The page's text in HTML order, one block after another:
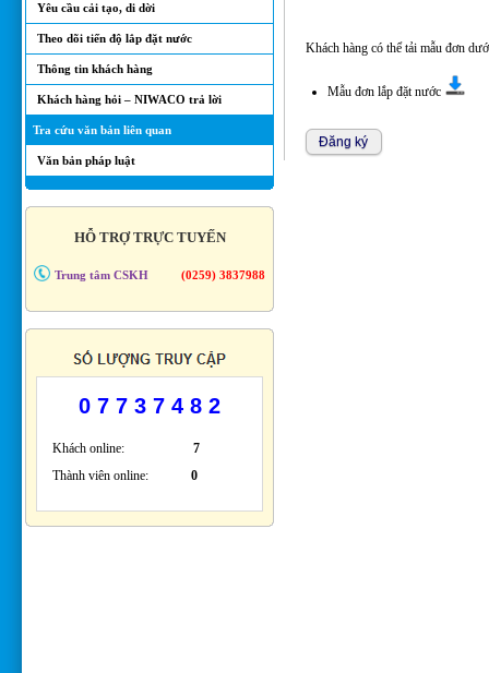
Yêu cầu cải tạo, di dời
Theo dõi tiến độ lắp đặt nước
Thông tin khách hàng
Khách hàng hỏi – NIWACO trả lời
Tra cứu văn bản liên quan
Văn bản pháp luật
HỖ TRỢ TRỰC TUYẾN
Trung tâm CSKH (0259) 3837988
0 7 7 3 7 4 8 2
Khách online: 7
Thành viên online: 0
Khách hàng có thể tải mẫu đơn
Mẫu đơn lắp đặt nước